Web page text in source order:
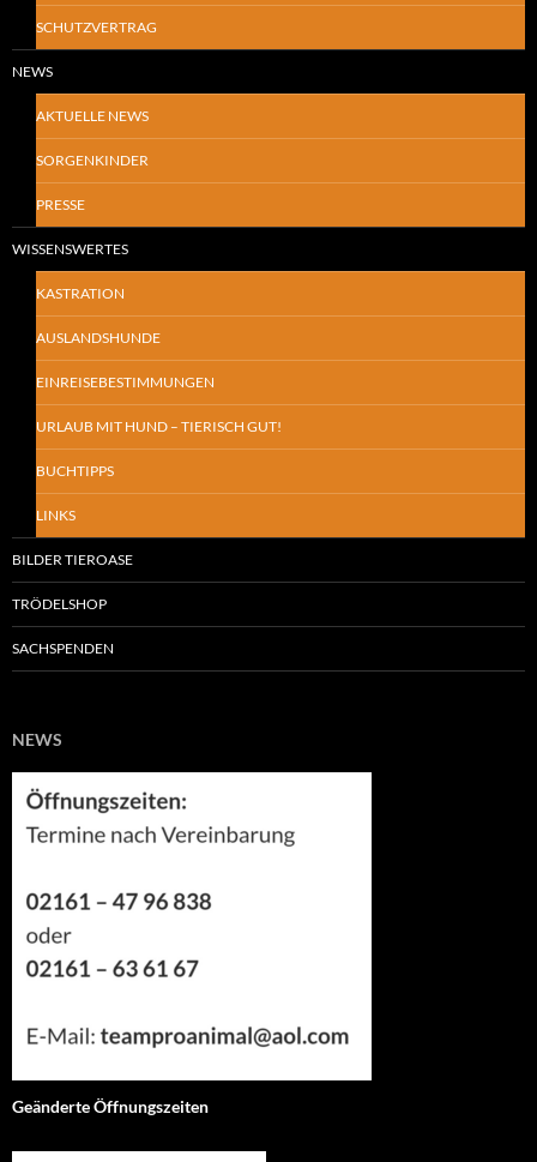
SCHUTZVERTRAG
NEWS
AKTUELLE NEWS
SORGENKINDER
PRESSE
WISSENSWERTES
KASTRATION
AUSLANDSHUNDE
EINREISEBESTIMMUNGEN
URLAUB MIT HUND – TIERISCH GUT!
BUCHTIPPS
LINKS
BILDER TIEROASE
TRÖDELSHOP
SACHSPENDEN
NEWS
Geänderte Öffnungszeiten